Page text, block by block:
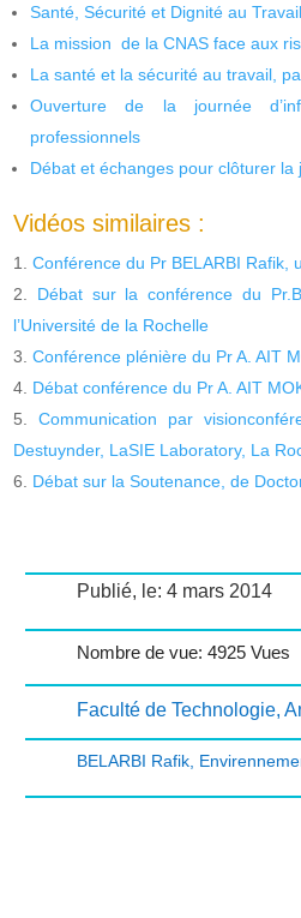
Santé, Sécurité et Dignité au
La mission de la CNAS face aux
La santé et la sécurité au travail,
Ouverture de la journée
professionnels
Débat et échanges pour clôturer la
Vidéos similaires :
Conférence du Pr BELARBI Rafik,
Débat sur la conférence du
l’Université de la Rochelle
Conférence plénière du Pr A. AIT
Débat conférence du Pr A. AIT
Communication par
Destuynder, LaSIE Laboratory, La
Débat sur la Soutenance, de
Publié, le: 4 mars 2014
Nombre de vue: 4925 Vues
Faculté de Technologie,
BELARBI Rafik,